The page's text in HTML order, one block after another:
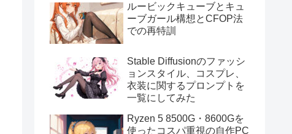
ルービックキューブとキュ
ーブガール構想とCFOP法
での再特訓
Stable Diffusionのファッシ
ョンスタイル、コスプレ、
衣装に関するプロンプトを
一覧にしてみた
Ryzen 5 8500G・8600Gを
使ったコスパ重視の自作PC